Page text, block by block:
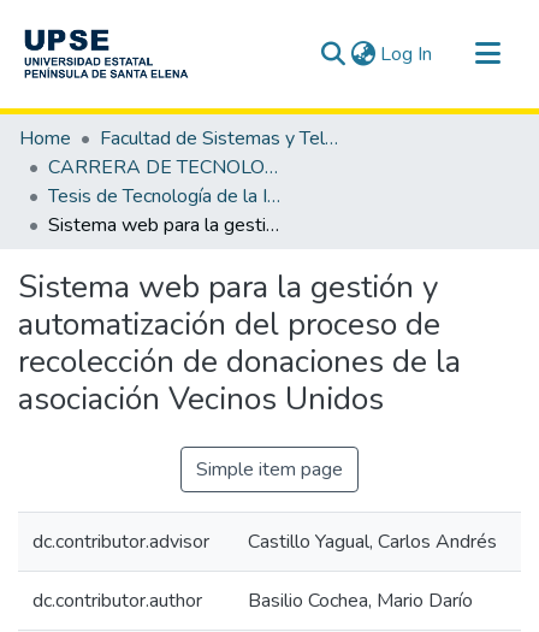
Log In (current)
Communities & Collections
All of DSpace
Statistics
Home
Facultad de Sistemas y Telecomunicaciones
CARRERA DE TECNOLOGÍA DE LA INFORMACIÓN
Tesis de Tecnología de la Información
Sistema web para la gestión y automatización del proceso de recolección de donaciones de la asociación Vecinos Unidos
Sistema web para la gestión y
automatización del proceso de
recolección de donaciones de la
asociación Vecinos Unidos
Simple item page
dc.contributor.advisor Castillo Yagual, Carlos Andrés
dc.contributor.author Basilio Cochea, Mario Darío